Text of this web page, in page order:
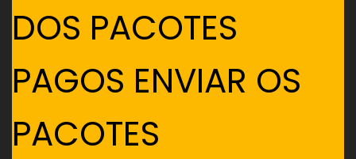
DOS PACOTES
PAGOS ENVIAR OS
PACOTES